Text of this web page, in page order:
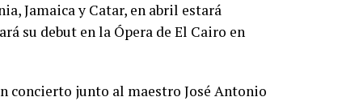
Jamaica y Catar, en abril estará
su debut en la Ópera de El Cairo en
concierto junto al maestro José Antonio